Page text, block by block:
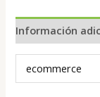
Información
ecommerce